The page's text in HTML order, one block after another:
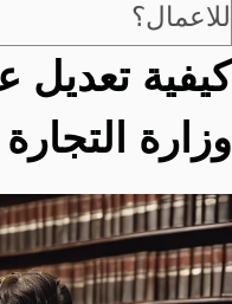
للاعمال؟
كيفية تعديل
وزارة